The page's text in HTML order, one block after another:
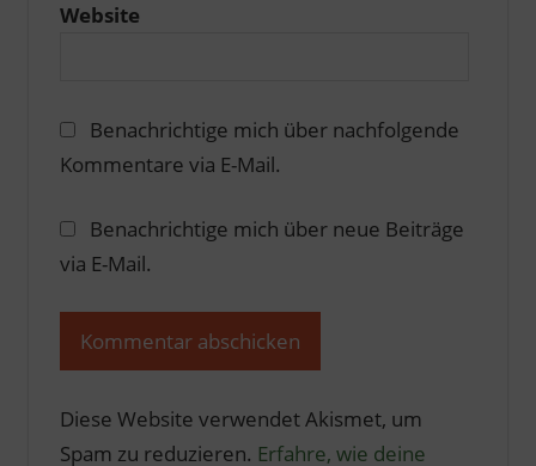
Website
Benachrichtige mich über nachfolgende
Kommentare via E-Mail.
Benachrichtige mich über neue Beiträge
via E-Mail.
Diese Website verwendet Akismet, um
Spam zu reduzieren. Erfahre, wie deine